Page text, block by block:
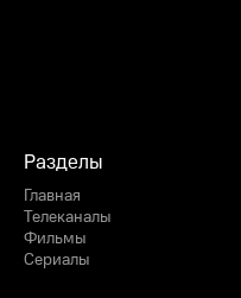
Разделы
Главная
Телеканалы
Фильмы
Сериалы